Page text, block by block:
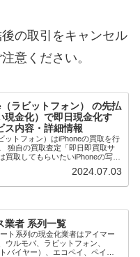
の取引をキャンセル
意ください。
ラビットフォン） の先払
現金化）で即日現金化す
ス内容・詳細情報
ットフォン）はiPhoneの買取を行
独自の買取査定「即日即買取サ
買取してもらいたいiPhoneの写真
で即日...
2024.07.03
業者 系列一覧
ト系列の現金化業者はアイマー
ウルモバ、ラビットフォン、
バイヤー）、エコペイ、ペイリ